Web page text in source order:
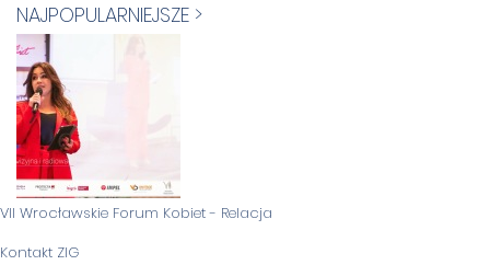
NAJPOPULARNIEJSZE >
VII Wrocławskie Forum Kobiet - Relacja
Kontakt ZIG